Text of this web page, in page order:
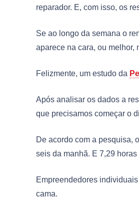
reparador. E, com isso, os
Se ao longo da semana o
aparece na cara, ou melhor,
Felizmente, um estudo da
Após analisar os dados a
que precisamos começar o
De acordo com a pesquisa,
seis da manhã. E 7,29
Empreendedores
cama.